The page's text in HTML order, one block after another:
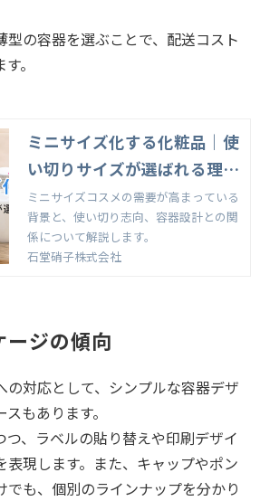
型の容器を選ぶことで、配送コスト
。
ミニサイズ化する化粧品｜使
い切りサイズが選ばれる理由
とは
ミニサイズコスメの需要が高まっている
背景と、使い切り志向、容器設計との関
係について解説します。
石堂硝子株式会社
ージの傾向
の対応として、シンプルな容器デザ
もあります。
、ラベルの貼り替えや印刷デザイ
表現します。また、キャップやポン
でも、個別のラインナップを分かり